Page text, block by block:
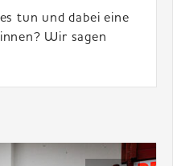
tun und dabei eine
Wir sagen